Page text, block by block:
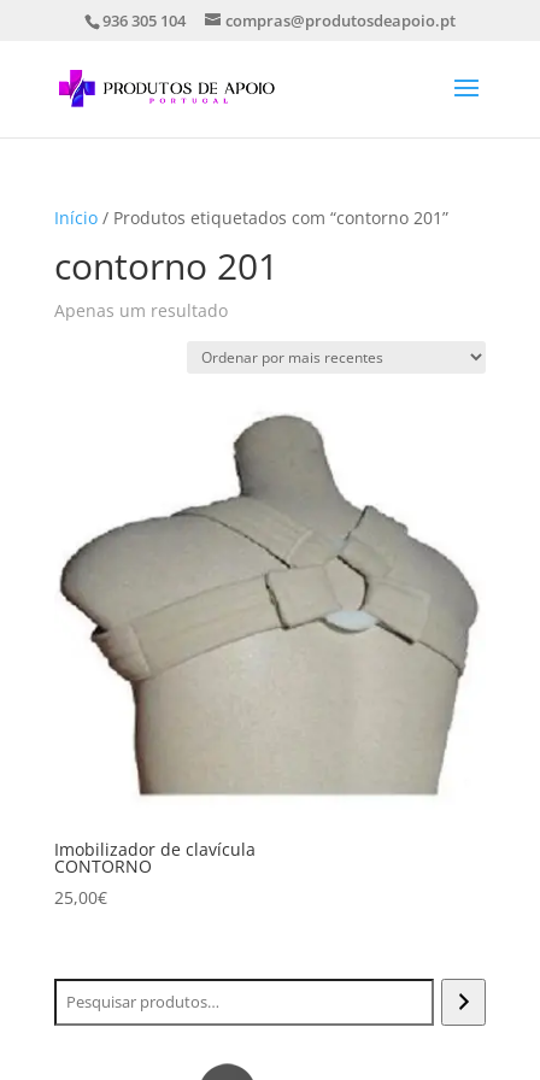
936 305 104 compras@produtosdeapoio.pt
Início/ Produtos etiquetados com “contorno 201”
contorno 201
Apenas um resultado
Imobilizador de clavícula
CONTORNO
25,00€